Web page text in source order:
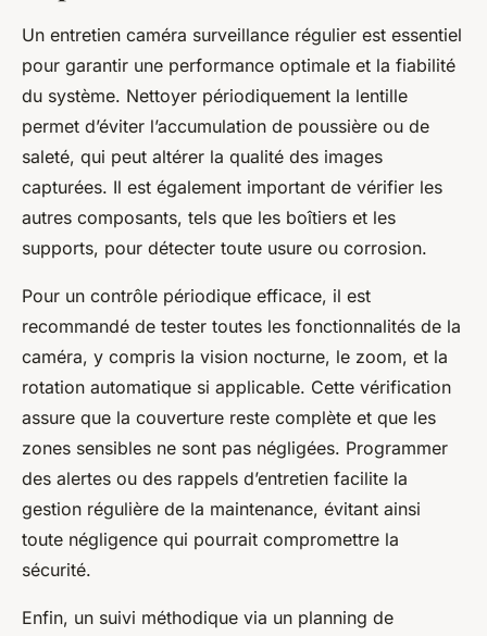
Un entretien caméra surveillance régulier est essentiel
pour garantir une performance optimale et la fiabilité
du système. Nettoyer périodiquement la lentille
permet d’éviter l’accumulation de poussière ou de
saleté, qui peut altérer la qualité des images
capturées. Il est également important de vérifier les
autres composants, tels que les boîtiers et les
supports, pour détecter toute usure ou corrosion.
Pour un contrôle périodique efficace, il est
recommandé de tester toutes les fonctionnalités de la
caméra, y compris la vision nocturne, le zoom, et la
rotation automatique si applicable. Cette vérification
assure que la couverture reste complète et que les
zones sensibles ne sont pas négligées. Programmer
des alertes ou des rappels d’entretien facilite la
gestion régulière de la maintenance, évitant ainsi
toute négligence qui pourrait compromettre la
sécurité.
Enfin, un suivi méthodique via un planning de